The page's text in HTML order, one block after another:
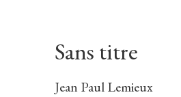
Sans titre
Jean Paul Lemieux